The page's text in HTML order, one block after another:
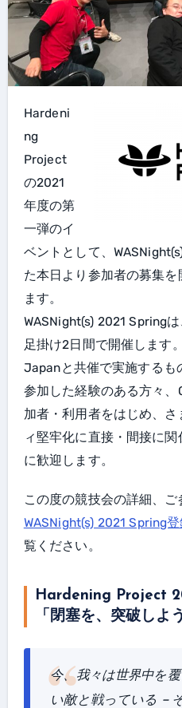
Hardeni
ng
Project
の2021
年度の第
一弾のイ
ベントとして、
た本日より参加者の募集
ます。
WASNight(s) 2021 Spring
足掛け2日間で開催します
Japanと共催で実施するも
参加した経験のある方々、
加者・利用者をはじめ、
ィ堅牢化に直接・間接に
に歓迎します。
この度の競技会の詳細、ご
WASNight(s) 2021 Spring
覧ください。
Hardening Project
「閉塞を、突破しよ
今、我々は世界中を
い敵と戦っている –